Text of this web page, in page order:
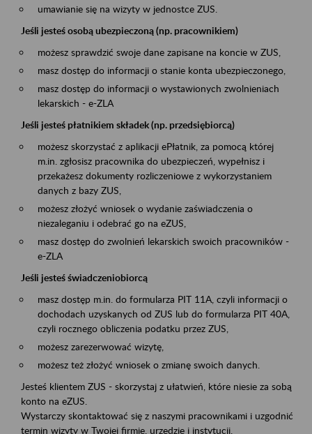
umawianie się na wizyty w jednostce ZUS.
Jeśli jesteś osobą ubezpieczoną (np. pracownikiem)
możesz sprawdzić swoje dane zapisane na koncie w ZUS,
masz dostęp do informacji o stanie konta ubezpieczonego,
masz dostęp do informacji o wystawionych zwolnieniach
lekarskich - e-ZLA
Jeśli jesteś płatnikiem składek (np. przedsiębiorcą)
możesz skorzystać z aplikacji ePłatnik, za pomocą której
m.in. zgłosisz pracownika do ubezpieczeń, wypełnisz i
przekażesz dokumenty rozliczeniowe z wykorzystaniem
danych z bazy ZUS,
możesz złożyć wniosek o wydanie zaświadczenia o
niezaleganiu i odebrać go na eZUS,
masz dostęp do zwolnień lekarskich swoich pracowników -
e-ZLA
Jeśli jesteś świadczeniobiorcą
masz dostęp m.in. do formularza PIT 11A, czyli informacji o
dochodach uzyskanych od ZUS lub do formularza PIT 40A,
czyli rocznego obliczenia podatku przez ZUS,
możesz zarezerwować wizytę,
możesz też złożyć wniosek o zmianę swoich danych.
Jesteś klientem ZUS - skorzystaj z ułatwień, które niesie za sobą
konto na eZUS.
Wystarczy skontaktować się z naszymi pracownikami i uzgodnić
termin wizyty w Twojej firmie, urzędzie i instytucji.